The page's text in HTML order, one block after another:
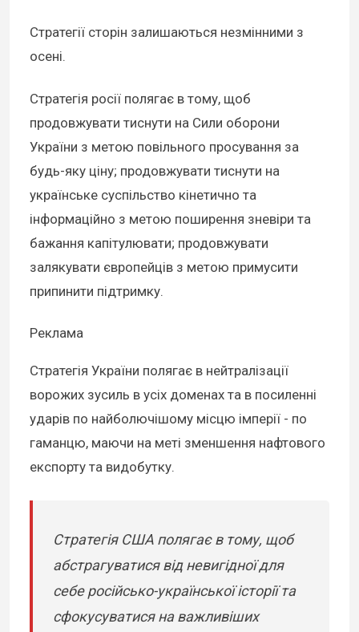
Стратегії сторін залишаються незмінними з
осені.
Стратегія росії полягає в тому, щоб
продовжувати тиснути на Сили оборони
України з метою повільного просування за
будь-яку ціну; продовжувати тиснути на
українське суспільство кінетично та
інформаційно з метою поширення зневіри та
бажання капітулювати; продовжувати
залякувати європейців з метою примусити
припинити підтримку.
Реклама
Стратегія України полягає в нейтралізації
ворожих зусиль в усіх доменах та в посиленні
ударів по найболючішому місцю імперії - по
гаманцю, маючи на меті зменшення нафтового
експорту та видобутку.
Стратегія США полягає в тому, щоб
абстрагуватися від невигідної для
себе російсько-української історії та
сфокусуватися на важливіших